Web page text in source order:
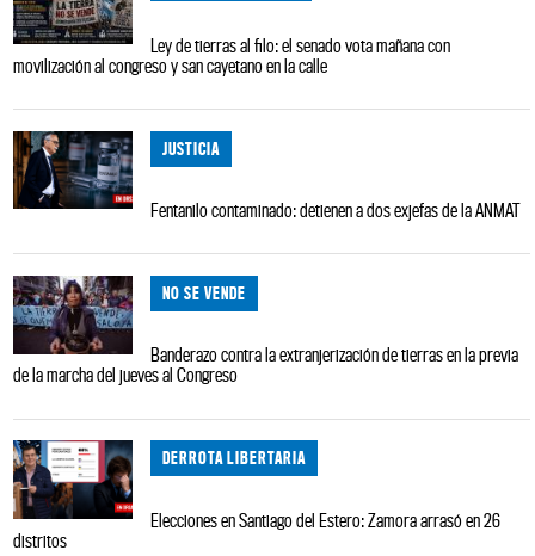
Ley de tierras al filo: el senado vota mañana con
movilización al congreso y san cayetano en la calle
JUSTICIA
Fentanilo contaminado: detienen a dos exjefas de la ANMAT
NO SE VENDE
Banderazo contra la extranjerización de tierras en la previa
de la marcha del jueves al Congreso
DERROTA LIBERTARIA
Elecciones en Santiago del Estero: Zamora arrasó en 26
distritos